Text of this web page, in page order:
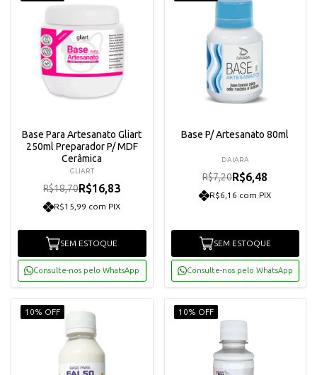
Base Para Artesanato Gliart
250ml Preparador P/ MDF
Cerâmica
GLIART
R$18,70R$16,83
R$15,99 com PIX
SEM ESTOQUE
Consulte-nos pelo WhatsApp
Base P/ Artesanato 80ml
DAIARA
R$7,20R$6,48
R$6,16 com PIX
SEM ESTOQUE
Consulte-nos pelo WhatsApp
10% OFF 10% OFF